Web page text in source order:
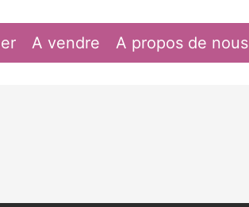
A vendre A propos de nous